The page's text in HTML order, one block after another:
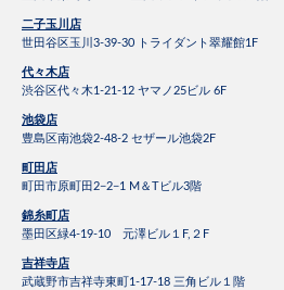
二子玉川店
世田谷区玉川3-39-30 トライダント翠耀館1F
代々木店
渋谷区代々木1-21-12 ヤマノ25ビル 6F
池袋店
豊島区南池袋2-48-2 セザール池袋2F
町田店
町田市原町田2−2−1 M＆Tビル3階
錦糸町店
墨田区緑4-19-10 元澤ビル１F,２F
吉祥寺店
武蔵野市吉祥寺東町1-17-18 三角ビル１階